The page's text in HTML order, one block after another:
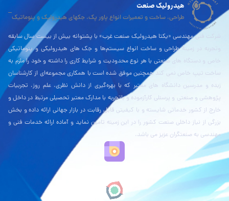
هیدرولیک صنعت
طراحی، ساخت و تعمیرات انواع پاور پک، جکهای هیدرولیک و پنوماتیک
شرکت فنی مهندسی «یکتا هیدرولیک صنعت غرب» با پشتوانه بیش از بیست سال سابقه
وتجربه در زمینۀ طراحی و ساخت انواع سیستم‌ها و جک های هیدرولیکی و پنوماتیکی
خاص و دستگاه های صنعتی با هر نوع محدودیت و شرایط کاری را داشته و خود را ملزم به
ساخت تیپ خاص نمی کند همچنین موفق شده است با همکاری مجموعه‌ای از کارشناسان
زبده و مدرسین دانشگاه های معتبر که با بهره‌گیری از دانش نظری، علم روز، تجربیات
پژوهشی و صنعتی و پرسنلی کارآزموده و باتجربه با مدارک معتبر تحصیلی مرتبط در داخل و
خارج از کشور خدماتی شایسته و با کیفیتی قابل رقابت در بازار جهانی ارائه داده و بخش
بزرگی از نیاز داخلی صنعت کشور را در این زمینه تامین نماید و آماده ارائه خدمات فنی و
مهندسی به صنعتگران عزیز می باشد.